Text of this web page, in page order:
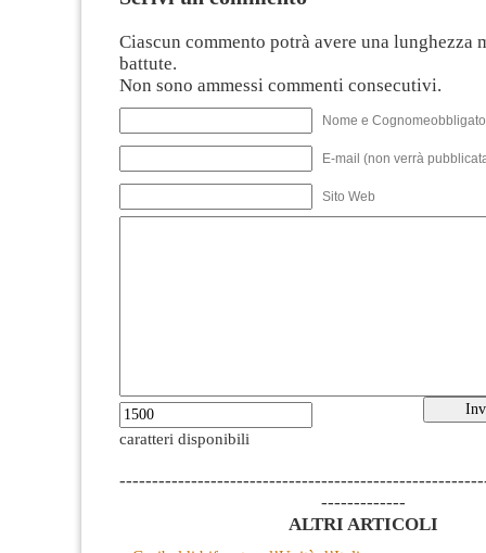
Ciascun commento potrà avere una lunghezza
battute.
Non sono ammessi commenti consecutivi.
Nome e
E-mail (non verrà
Sito Web
caratteri disponibili
-------------
ALTRI ARTICOLI